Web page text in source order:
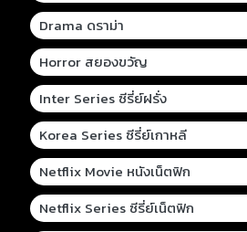
Drama ดราม่า
Horror สยองขวัญ
Inter Series ซีรี่ย์ฝรั่ง
Korea Series ซีรี่ย์เกาหลี
Netflix Movie หนังเน็ตฟิก
Netflix Series ซีรี่ย์เน็ตฟิก